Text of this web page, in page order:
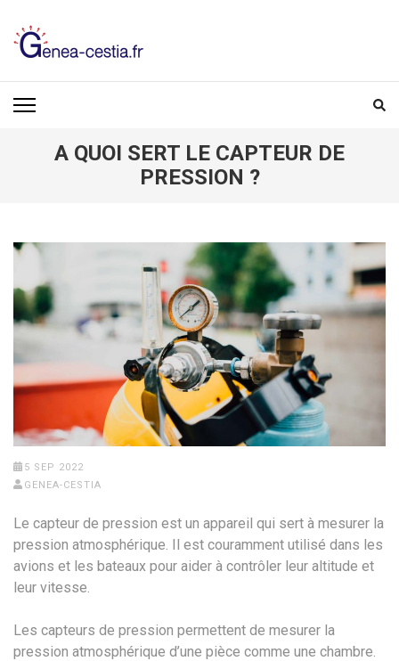
contenu
Entrée)
GENEA-CESTIA.FR
A QUOI SERT LE CAPTEUR DE
PRESSION ?
5 SEP 2022
GENEA-CESTIA
Le capteur de pression est un appareil qui sert à mesurer la
pression atmosphérique. Il est couramment utilisé dans les
avions et les bateaux pour aider à contrôler leur altitude et
leur vitesse.
Les capteurs de pression permettent de mesurer la
pression atmosphérique d’une pièce comme une chambre.